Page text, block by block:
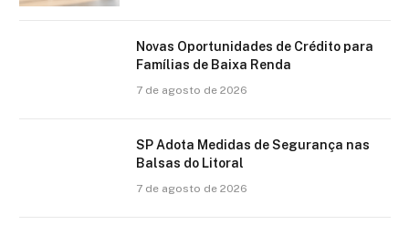
Novas Oportunidades de Crédito para
Famílias de Baixa Renda
7 de agosto de 2026
SP Adota Medidas de Segurança nas
Balsas do Litoral
7 de agosto de 2026